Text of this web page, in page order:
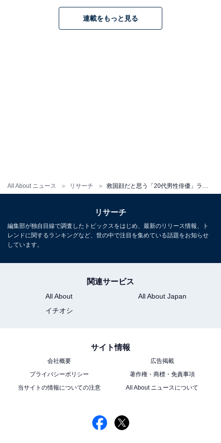
All About ニュース リサーチ
こちらもおすすめ
3 4
連載をもっと見る
リサーチ
編集部が独自目線で調査したトピックスをはじめ、最新のリリース情報、ト
レンドに関するランキングなど、世の中で注目を集めている話題をお知らせ
しています。
関連サービス
All About
All About Japan
イチオシ
サイト情報
会社概要
広告掲載
プライバシーポリシー
著作権・商標・免責事項
当サイトの情報についての注意
All About ニュースについて